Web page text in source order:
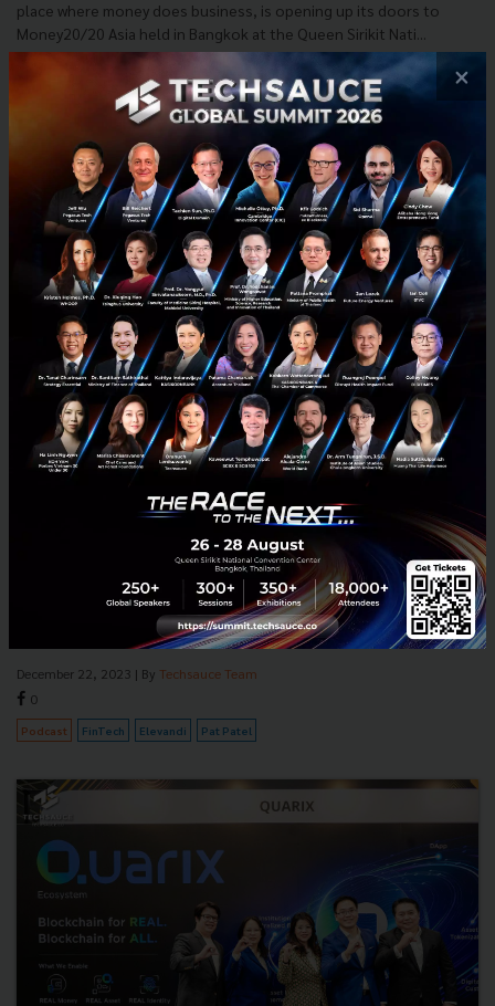
place where money does business, is opening up its doors to
Money20/20 Asia held in Bangkok at the Queen Sirikit Nati...
Techsauce Team
TSG EP.52 Elevandi Sees Asia as the Next Leader
Is the crypto winter really coming to an end? How will the latest
technological developments such as artificial intelligence impact
FinTech and the world’s financial system? Find...
December 22, 2023 | By Techsauce Team
0
Podcast FinTech Elevandi Pat Patel
×